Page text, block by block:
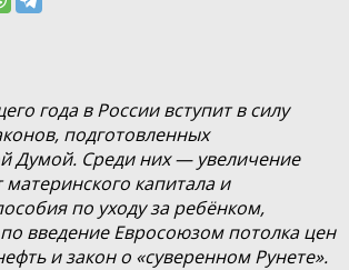
года в России вступит в силу
подготовленных
Думой. Среди них — увеличение
капитала и
по уходу за ребёнком,
введение Евросоюзом потолка цен
и закон о «суверенном Рунете».